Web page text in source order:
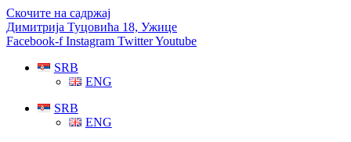
Скочите на садржај
Димитрија Туцовића 18, Ужице
Facebook-f Instagram TwitterYoutube
SRB
ENG
SRB
ENG